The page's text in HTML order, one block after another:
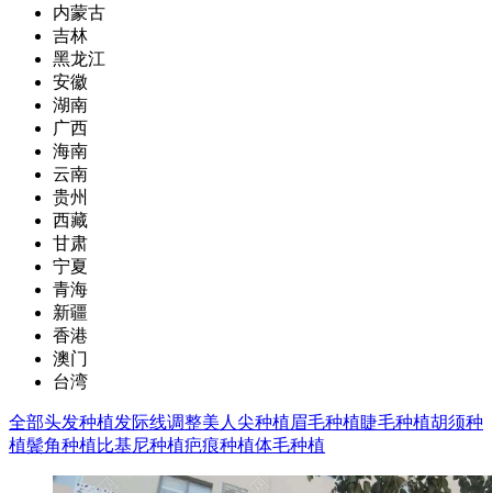
内蒙古
吉林
黑龙江
安徽
湖南
广西
海南
云南
贵州
西藏
甘肃
宁夏
青海
新疆
香港
澳门
台湾
全部头发种植发际线调整美人尖种植眉毛种植睫毛种植胡须种
植鬓角种植比基尼种植疤痕种植体毛种植